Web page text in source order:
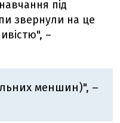
під
звернули на це
–
меншин)", –